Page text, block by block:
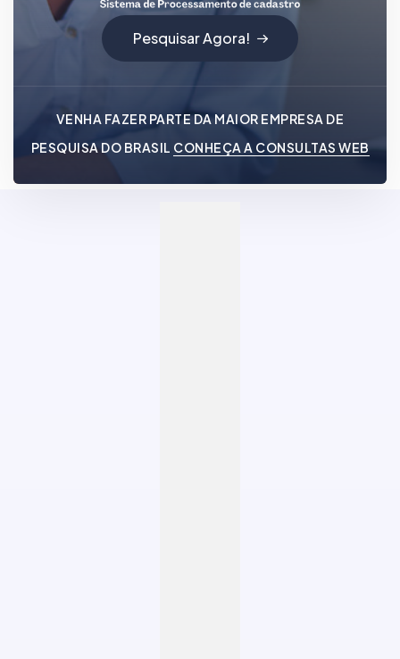
Pesquisar Agora!
VENHA FAZER PARTE DA MAIOR EMPRESA DE
PESQUISA DO BRASIL CONHEÇA A CONSULTAS WEB